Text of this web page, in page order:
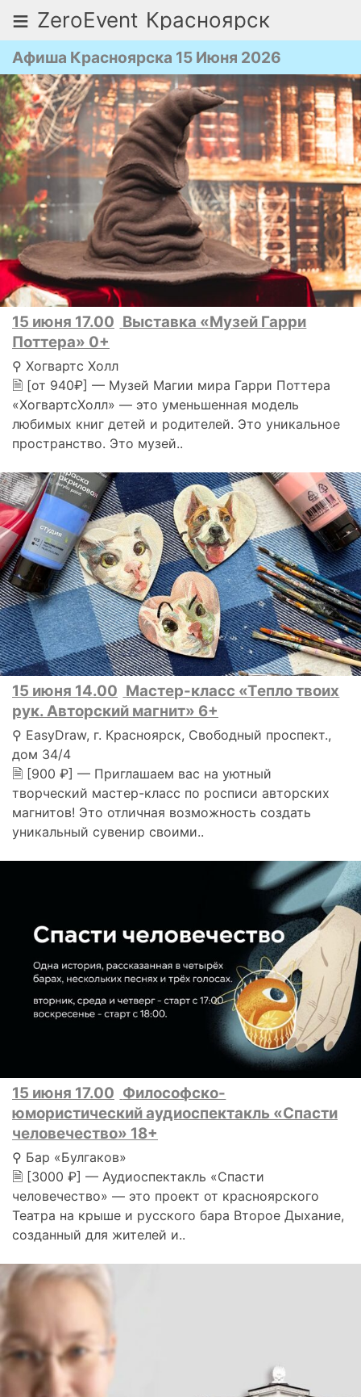
≡ ZeroEvent Красноярск
Афиша Красноярска 15 Июня 2026
15 июня 17.00 Выставка «Музей Гарри
Поттера» 0+
⚲ Хогвартс Холл
🗎 [от 940₽] — Музей Магии мира Гарри Поттера
«ХогвартсХолл» — это уменьшенная модель
любимых книг детей и родителей. Это уникальное
пространство. Это музей..
15 июня 14.00 Мастер-класс «Тепло твоих
рук. Авторский магнит» 6+
⚲ EasyDraw, г. Красноярск, Свободный проспект.,
дом 34/4
🗎 [900 ₽] — Приглашаем вас на уютный
творческий мастер-класс по росписи авторских
магнитов! Это отличная возможность создать
уникальный сувенир своими..
15 июня 17.00 Философско-
юмористический аудиоспектакль «Спасти
человечество» 18+
⚲ Бар «Булгаков»
🗎 [3000 ₽] — Аудиоспектакль «Спасти
человечество» — это проект от красноярского
Театра на крыше и русского бара Второе Дыхание,
созданный для жителей и..